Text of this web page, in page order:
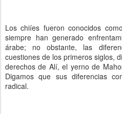
Los chiíes fueron conocidos
siempre han generado
árabe; no obstante, las
cuestiones de los primeros siglos,
derechos de Alí, el yerno de
Digamos que sus diferencias
radical.